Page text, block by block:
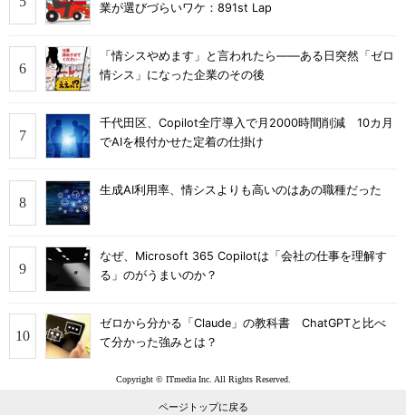
業が選びづらいワケ：891st Lap
「情シスやめます」と言われたら――ある日突然「ゼロ
情シス」になった企業のその後
千代田区、Copilot全庁導入で月2000時間削減 10カ月
でAIを根付かせた定着の仕掛け
生成AI利用率、情シスよりも高いのはあの職種だった
なぜ、Microsoft 365 Copilotは「会社の仕事を理解す
る」のがうまいのか？
ゼロから分かる「Claude」の教科書 ChatGPTと比べ
て分かった強みとは？
Copyright © ITmedia Inc. All Rights Reserved.
ページトップに戻る